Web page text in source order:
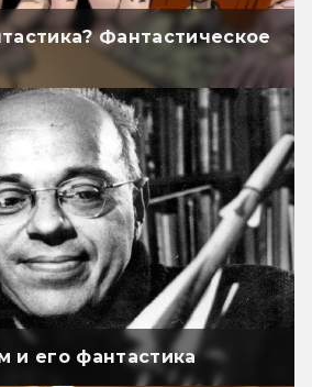
Фантастическое
и его фантастика